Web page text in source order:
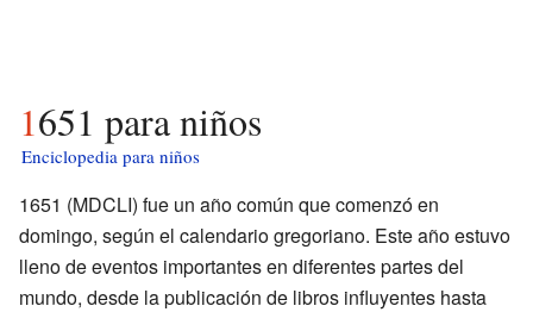
1651 para niños
Enciclopedia para niños
1651 (MDCLI) fue un año común que comenzó en
domingo, según el calendario gregoriano. Este año estuvo
lleno de eventos importantes en diferentes partes del
mundo, desde la publicación de libros influyentes hasta